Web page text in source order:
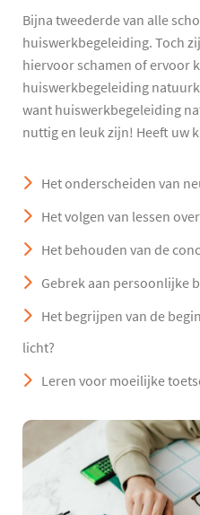
Bijna tweederde van alle
huiswerkbegeleiding. Toch
hiervoor schamen of ervoor
huiswerkbegeleiding
want huiswerkbegeleiding
nuttig en leuk zijn! Heeft uw
Het onderscheiden van
Het volgen van lessen
Het behouden van de
Gebrek aan persoonlijke
Het begrijpen van de
licht?
Leren voor moeilijke